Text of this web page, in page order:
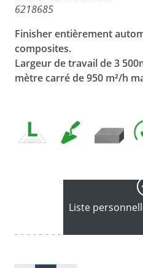
6218685
Finisher entièrement
composites.
Largeur de travail de 3
mètre carré de 950 m²/h
Liste